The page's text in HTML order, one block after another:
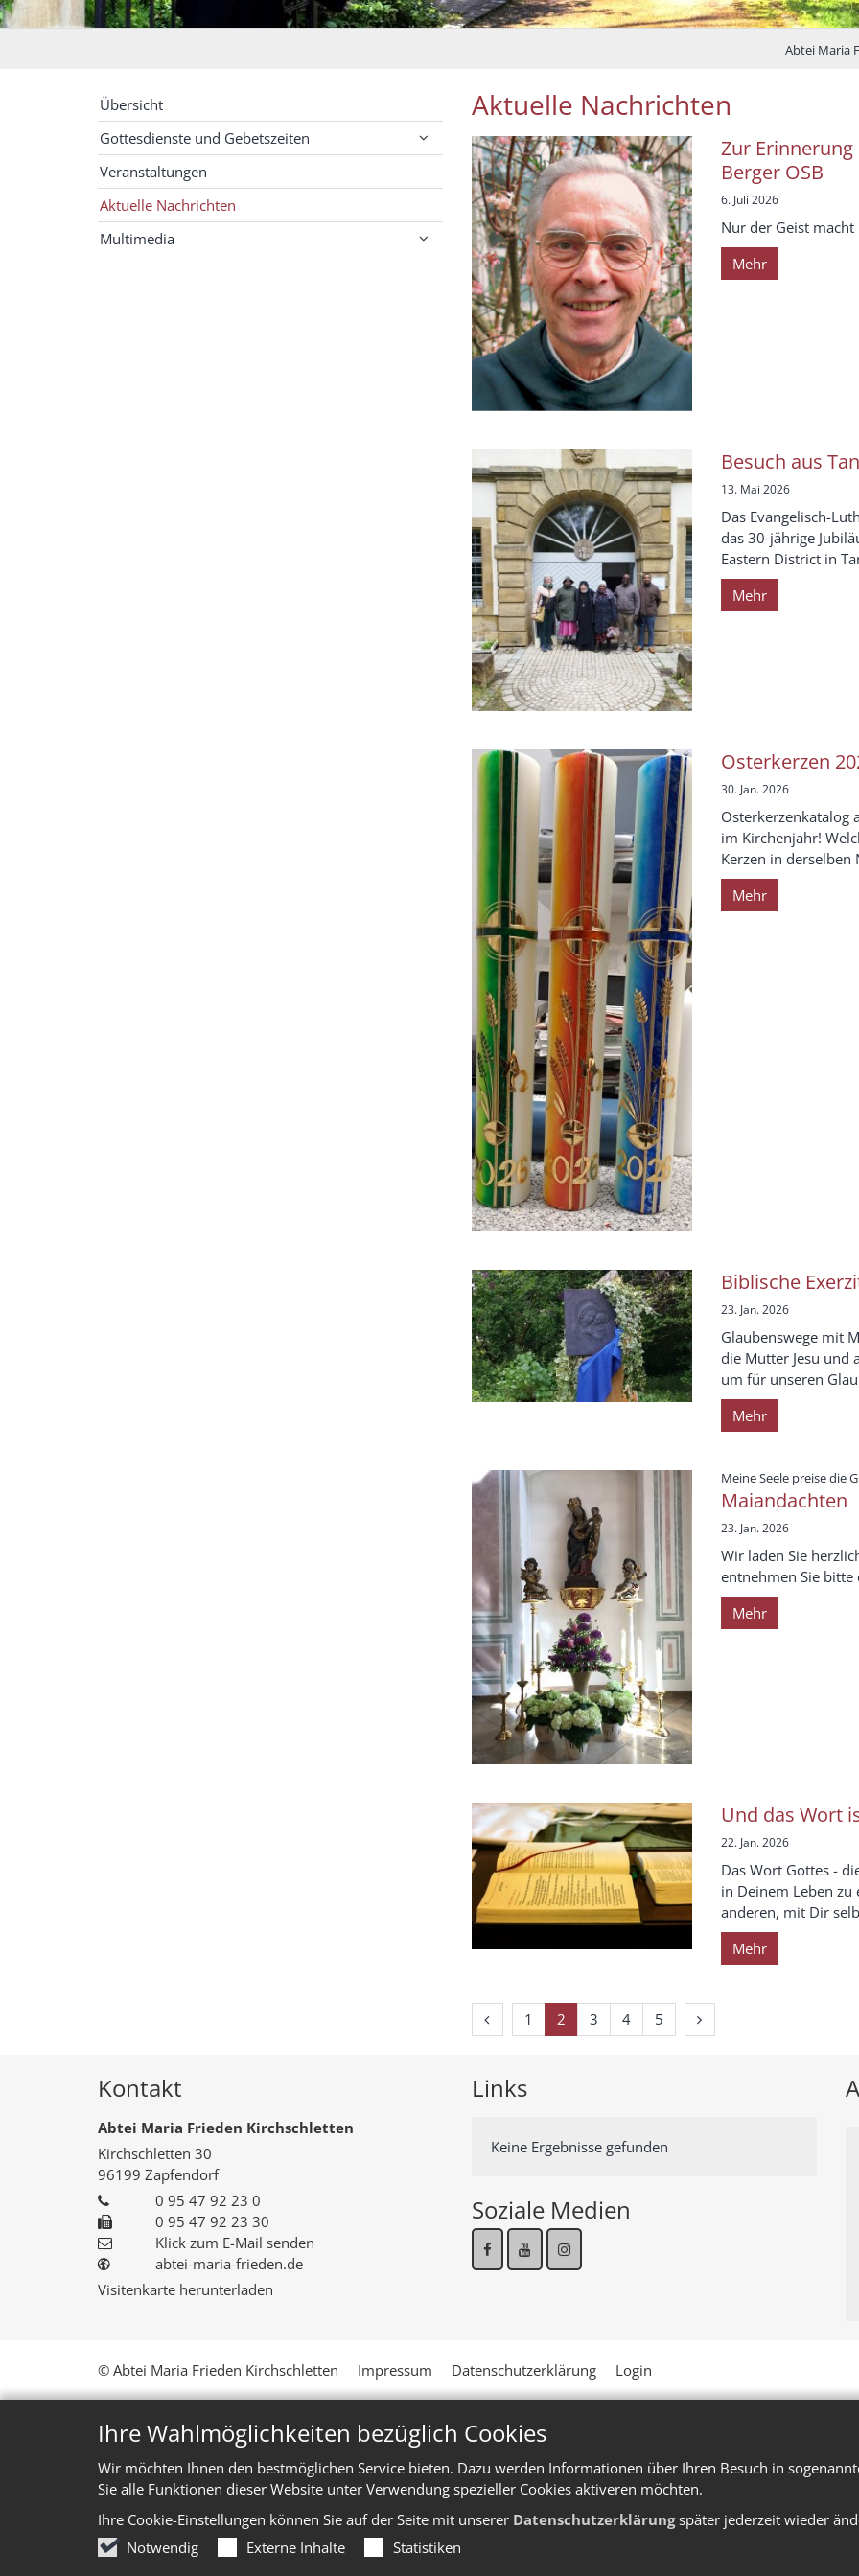
Ihre Wahlmöglichkeiten bezüglich Cookies
Wir möchten Ihnen den bestmöglichen Service bieten. Dazu werden Informationen über Ihren Besuch in
Sie alle Funktionen dieser Website unter Verwendung spezieller Cookies aktiveren möchten.
Ihre Cookie-Einstellungen können Sie auf der Seite mit unserer Datenschutzerklärungspäter jederzeit wieder
Notwendig
Externe Inhalte Statistiken
Abtei Maria
Aktuelle Nachrichten
Zur Erinnerung
Berger OSB
6. Juli 2026
Nur der Geist
Mehr
Besuch aus
13. Mai 2026
Das Evangelisch-
das 30-jährige
Eastern District in
Mehr
Osterkerzen
30. Jan. 2026
Osterkerzenkatalog
im Kirchenjahr!
Kerzen in derselben
Mehr
Biblische
23. Jan. 2026
Glaubenswege mit
die Mutter Jesu und
um für unseren
Mehr
Meine Seele preise die
Maiandachten
23. Jan. 2026
Wir laden Sie
entnehmen Sie
Mehr
Und das Wort
22. Jan. 2026
Das Wort Gottes -
in Deinem Leben zu
anderen, mit Dir
Mehr
Vorherige Seite
1 2 3 4 5 Nächste Seite
Übersicht
Gottesdienste und Gebetszeiten
Veranstaltungen
Aktuelle Nachrichten
Multimedia
Kontakt
Abtei Maria Frieden Kirchschletten
Kirchschletten 30
96199 Zapfendorf
0 95 47 92 23 0
0 95 47 92 23 30
Klick zum E-Mail senden
abtei-maria-frieden.de
Visitenkarte herunterladen
Links
Keine Ergebnisse gefunden
Soziale Medien
© Abtei Maria Frieden Kirchschletten Impressum Datenschutzerklärung Login